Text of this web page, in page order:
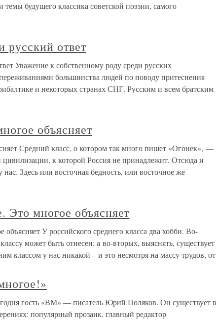
будущего классика советской поэзии, самого
русский ответ
Уважение к собственному роду среди русских
большинства людей по поводу притеснения
и некоторых странах СНГ. Русским и всем братским
объясняет
Средний класс, о котором так много пишет «Огонек», —
цивилизации, к которой Россия не принадлежит. Отсюда и
Здесь или восточная бедность, или восточное же
Это многое объясняет
У российского среднего класса два хобби. Во-
может быть отнесен; а во-вторых, выяснять, существует
классом у нас никакой – и это несмотря на массу трудов, от
гость «ВМ» — писатель Юрий Поляков. Он существует в
популярный прозаик, главный редактор